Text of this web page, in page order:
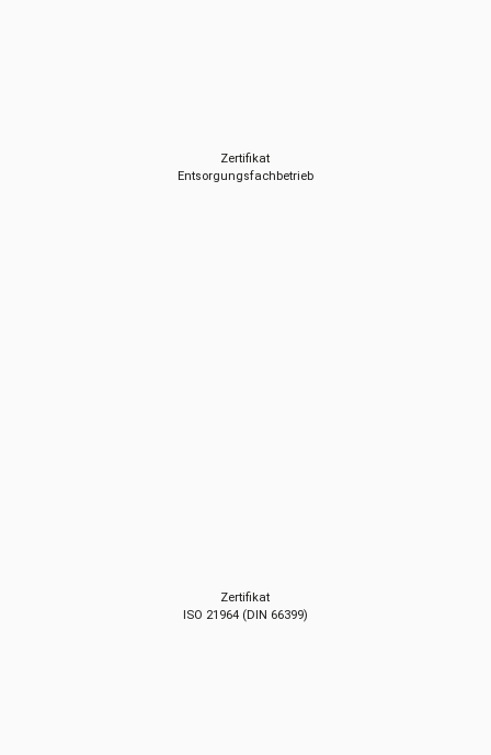
Zertifikat
Entsorgungsfachbetrieb
Zertifikat
ISO 21964 (DIN 66399)